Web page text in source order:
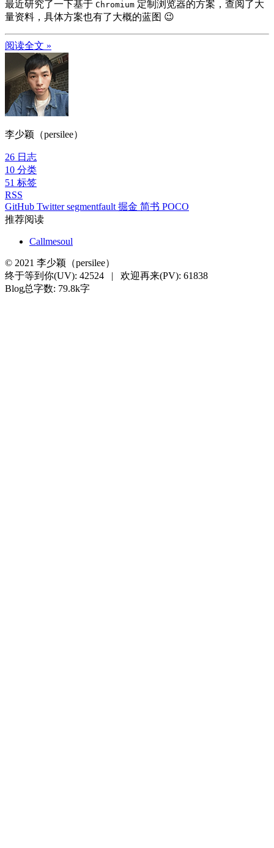
最近研究了一下基于 Chromium 定制浏览器的方案，查阅了大
量资料，具体方案也有了大概的蓝图 😉
阅读全文 »
李少颖（persilee）
26 日志
10 分类
51 标签
RSS
GitHub Twittersegmentfault 掘金 简书 POCO
推荐阅读
Callmesoul
© 2021 李少颖（persilee）
终于等到你(UV): 42524 | 欢迎再来(PV): 61838
Blog总字数: 79.8k字